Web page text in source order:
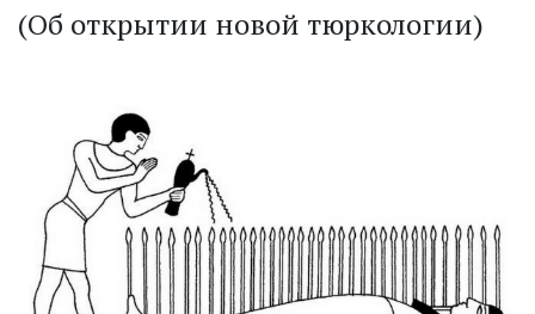
(Об открытии новой тюркологии)